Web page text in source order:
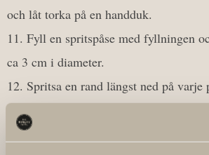
och låt torka på en handduk.
Fyll en spritspåse med fyllningen
ca 3 cm i diameter.
Spritsa en rand längst ned på varje
rulla ihop, så tight som möjligt genom
tillbaka flera gånger under rullningen.